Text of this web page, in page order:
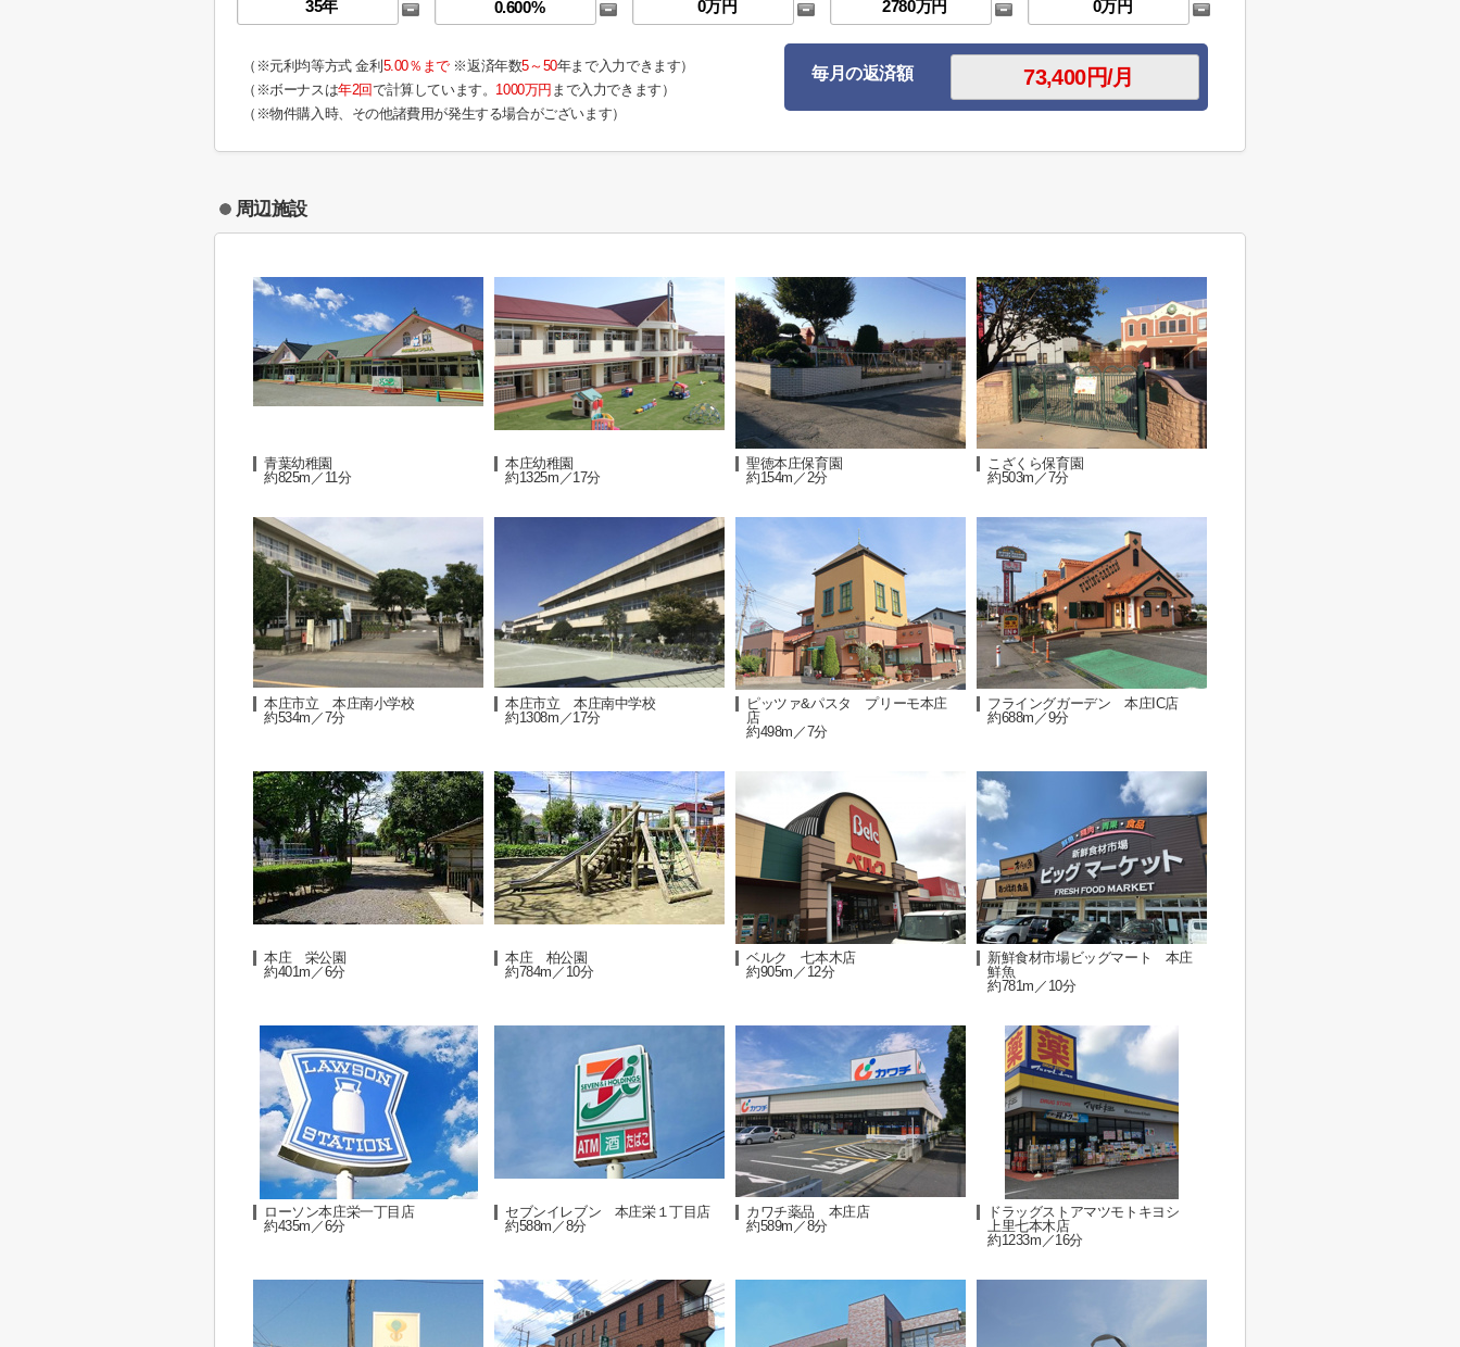
（※元利均等方式 金利 5.00％まで※返済年数5～50年まで入力できます）
（※ボーナスは年2回で計算しています。 1000万円 まで入力できます）
（※物件購入時、その他諸費用が発生する場合がございます）
毎月の返済額
周辺施設
青葉幼稚園
約825m／11分
本庄幼稚園
約1325m／17分
聖徳本庄保育園
約154m／2分
こざくら保育園
約503m／7分
本庄市立 本庄南小学校
約534m／7分
本庄市立 本庄南中学校
約1308m／17分
ピッツァ&パスタ プリーモ本庄
店
約498m／7分
フライングガーデン 本庄IC店
約688m／9分
本庄 栄公園
約401m／6分
本庄 柏公園
約784m／10分
ベルク 七本木店
約905m／12分
新鮮食材市場ビッグマート 本庄
鮮魚
約781m／10分
ローソン本庄栄一丁目店
約435m／6分
セブンイレブン 本庄栄１丁目店
約588m／8分
カワチ薬品 本庄店
約589m／8分
ドラッグストアマツモトキヨシ
上里七本木店
約1233m／16分